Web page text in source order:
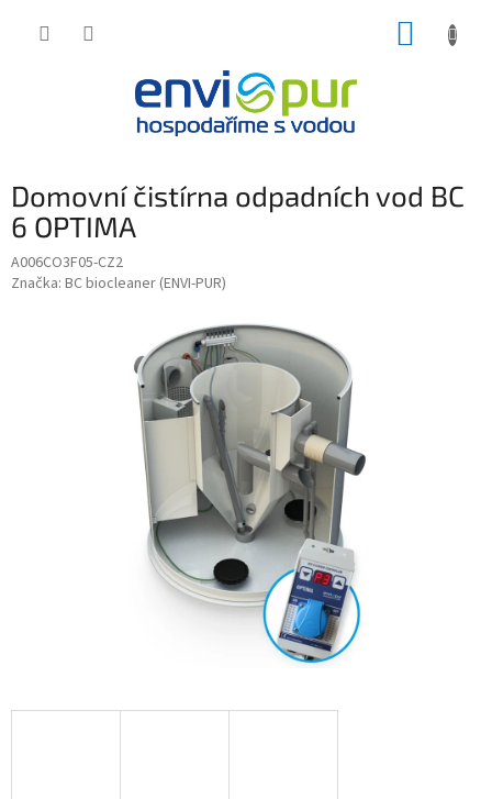
Domovní čistírna odpadních vod BC
6 OPTIMA
A006CO3F05-CZ2
Značka: BC biocleaner (ENVI-PUR)